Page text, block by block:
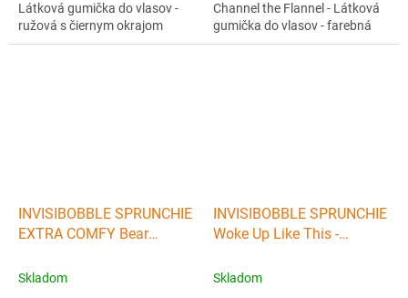
Látková gumička do vlasov -
ružová s čiernym okrajom
Channel the Flannel - Látková
gumička do vlasov - farebná
INVISIBOBBLE SPRUNCHIE
EXTRA COMFY Bear
gumička - béžová
Skladom
INVISIBOBBLE SPRUNCHIE
Woke Up Like This -
- hnedá
Skladom